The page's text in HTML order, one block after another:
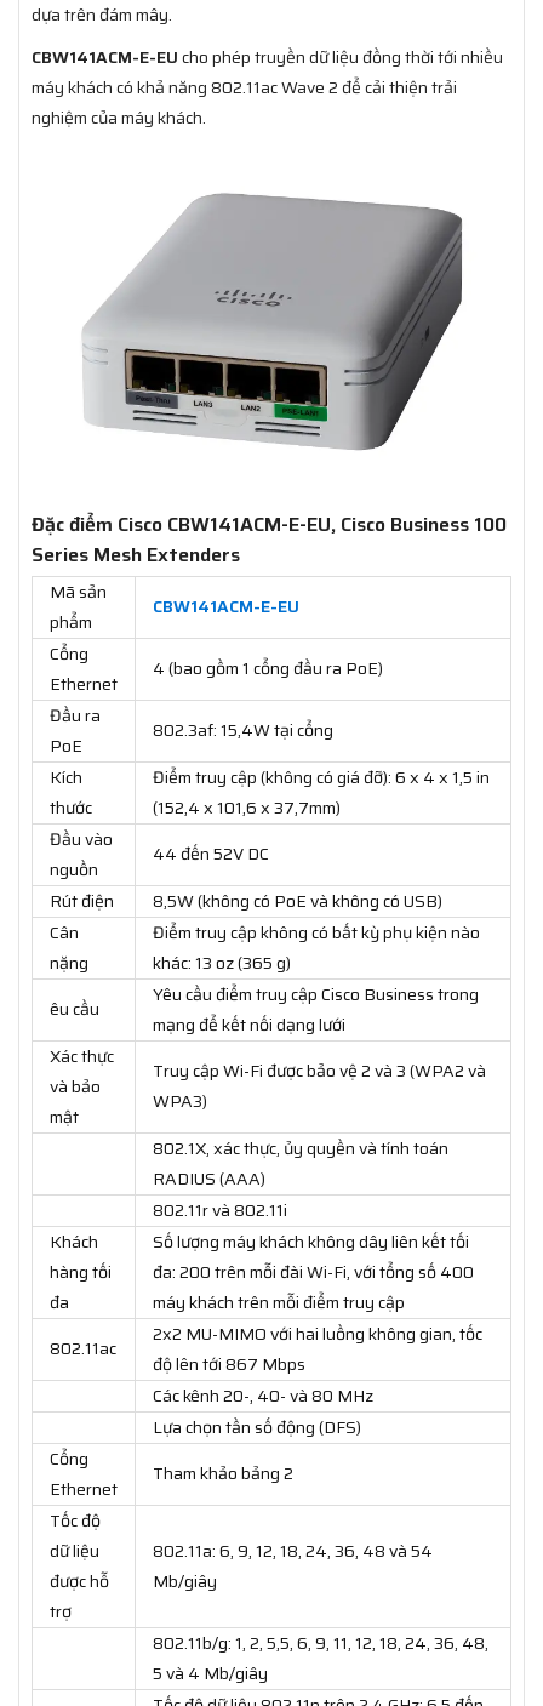
dựa trên đám mây.
CBW141ACM-E-EUcho phép truyền dữ liệu đồng thời tới nhiều
máy khách có khả năng 802.11ac Wave 2 để cải thiện trải
nghiệm của máy khách.
Đặc điểm Cisco CBW141ACM-E-EU, Cisco Business 100
Series Mesh Extenders
Mã sản
phẩm
CBW141ACM-E-EU
Cổng
Ethernet
4 (bao gồm 1 cổng đầu ra PoE)
Đầu ra
PoE
802.3af: 15,4W tại cổng
Kích
thước
Điểm truy cập (không có giá đỡ): 6 x 4 x 1,5 in
(152,4 x 101,6 x 37,7mm)
Đầu vào
nguồn
44 đến 52V DC
Rút điện
8,5W (không có PoE và không có USB)
Cân
nặng
Điểm truy cập không có bất kỳ phụ kiện nào
khác: 13 oz (365 g)
êu cầu
Yêu cầu điểm truy cập Cisco Business trong
mạng để kết nối dạng lưới
Xác thực
và bảo
mật
Truy cập Wi-Fi được bảo vệ 2 và 3 (WPA2 và
WPA3)
802.1X, xác thực, ủy quyền và tính toán
RADIUS (AAA)
802.11r và 802.11i
Khách
hàng tối
đa
Số lượng máy khách không dây liên kết tối
đa: 200 trên mỗi đài Wi-Fi, với tổng số 400
máy khách trên mỗi điểm truy cập
802.11ac
2x2 MU-MIMO với hai luồng không gian, tốc
độ lên tới 867 Mbps
Các kênh 20-, 40- và 80 MHz
Lựa chọn tần số động (DFS)
Cổng
Ethernet
Tham khảo bảng 2
Tốc độ
dữ liệu
được hỗ
trợ
802.11a: 6, 9, 12, 18, 24, 36, 48 và 54
Mb/giây
802.11b/g: 1, 2, 5,5, 6, 9, 11, 12, 18, 24, 36, 48,
5 và 4 Mb/giây